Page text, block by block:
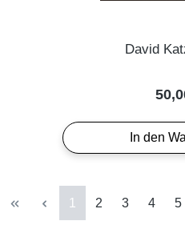
David
In den
Seite
1 Seite
2 Seite
3 Seite
4 5